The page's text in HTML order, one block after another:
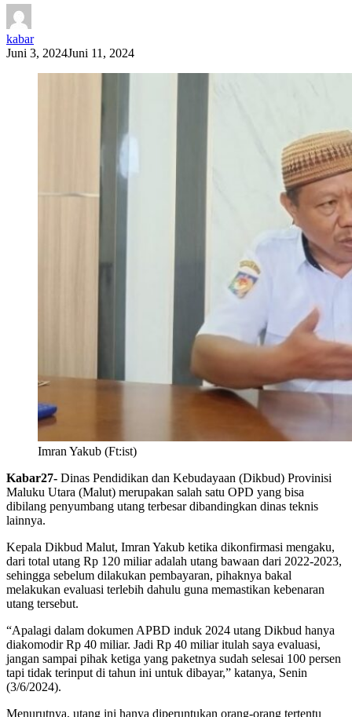
kabar
Juni 3, 2024Juni 11, 2024
Imran Yakub (Ft:ist)
Kabar27- Dinas Pendidikan dan Kebudayaan (Dikbud) Provinisi
Maluku Utara (Malut) merupakan salah satu OPD yang bisa
dibilang penyumbang utang terbesar dibandingkan dinas teknis
lainnya.
Kepala Dikbud Malut, Imran Yakub ketika dikonfirmasi mengaku,
dari total utang Rp 120 miliar adalah utang bawaan dari 2022-2023,
sehingga sebelum dilakukan pembayaran, pihaknya bakal
melakukan evaluasi terlebih dahulu guna memastikan kebenaran
utang tersebut.
“Apalagi dalam dokumen APBD induk 2024 utang Dikbud hanya
diakomodir Rp 40 miliar. Jadi Rp 40 miliar itulah saya evaluasi,
jangan sampai pihak ketiga yang paketnya sudah selesai 100 persen
tapi tidak terinput di tahun ini untuk dibayar,” katanya, Senin
(3/6/2024).
Menurutnya, utang ini hanya diperuntukan orang-orang tertentu